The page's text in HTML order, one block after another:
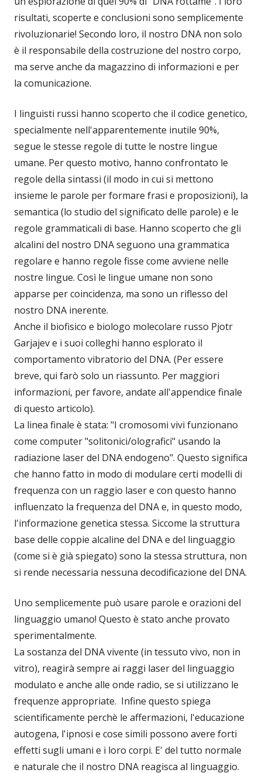
risultati, scoperte e conclusioni sono semplicemente
rivoluzionarie! Secondo loro, il nostro DNA non solo
è il responsabile della costruzione del nostro corpo,
ma serve anche da magazzino di informazioni e per
la comunicazione.
I linguisti russi hanno scoperto che il codice genetico,
specialmente nell'apparentemente inutile 90%,
segue le stesse regole di tutte le nostre lingue
umane. Per questo motivo, hanno confrontato le
regole della sintassi (il modo in cui si mettono
insieme le parole per formare frasi e proposizioni), la
semantica (lo studio del significato delle parole) e le
regole grammaticali di base. Hanno scoperto che gli
alcalini del nostro DNA seguono una grammatica
regolare e hanno regole fisse come avviene nelle
nostre lingue. Così le lingue umane non sono
apparse per coincidenza, ma sono un riflesso del
nostro DNA inerente.
Anche il biofisico e biologo molecolare russo Pjotr
Garjajev e i suoi colleghi hanno esplorato il
comportamento vibratorio del DNA. (Per essere
breve, qui farò solo un riassunto. Per maggiori
informazioni, per favore, andate all'appendice finale
di questo articolo).
La linea finale è stata: "I cromosomi vivi funzionano
come computer "solitonici/olografici" usando la
radiazione laser del DNA endogeno". Questo significa
che hanno fatto in modo di modulare certi modelli di
frequenza con un raggio laser e con questo hanno
influenzato la frequenza del DNA e, in questo modo,
l'informazione genetica stessa. Siccome la struttura
base delle coppie alcaline del DNA e del linguaggio
(come si è già spiegato) sono la stessa struttura, non
si rende necessaria nessuna decodificazione del DNA.
Uno semplicemente può usare parole e orazioni del
linguaggio umano! Questo è stato anche provato
sperimentalmente.
La sostanza del DNA vivente (in tessuto vivo, non in
vitro), reagirà sempre ai raggi laser del linguaggio
modulato e anche alle onde radio, se si utilizzano le
frequenze appropriate. Infine questo spiega
scientificamente perchè le affermazioni, l'educazione
autogena, l'ipnosi e cose simili possono avere forti
effetti sugli umani e i loro corpi. E' del tutto normale
e naturale che il nostro DNA reagisca al linguaggio.